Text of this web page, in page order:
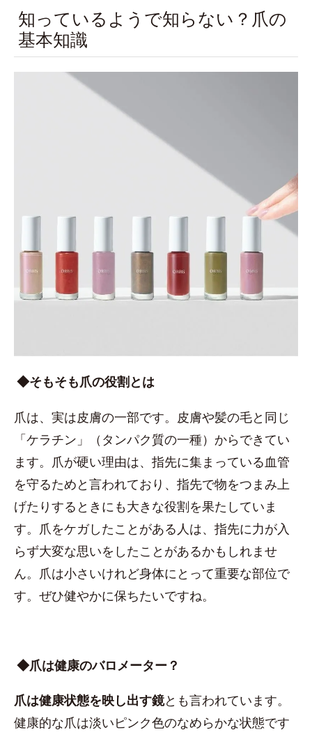
知っているようで知らない？爪の
基本知識
◆そもそも爪の役割とは
爪は、実は皮膚の一部です。皮膚や髪の毛と同じ
「ケラチン」（タンパク質の一種）からできてい
ます。爪が硬い理由は、指先に集まっている血管
を守るためと言われており、指先で物をつまみ上
げたりするときにも大きな役割を果たしていま
す。爪をケガしたことがある人は、指先に力が入
らず大変な思いをしたことがあるかもしれませ
ん。爪は小さいけれど身体にとって重要な部位で
す。ぜひ健やかに保ちたいですね。
◆爪は健康のバロメーター？
爪は健康状態を映し出す鏡とも言われています。
健康的な爪は淡いピンク色のなめらかな状態です